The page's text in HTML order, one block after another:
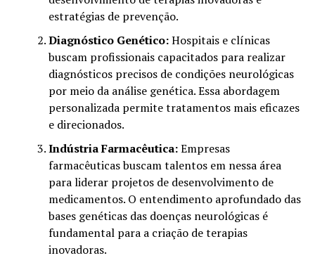
estratégias de prevenção.
Diagnóstico Genético:Hospitais e clínicas
buscam profissionais capacitados para realizar
diagnósticos precisos de condições neurológicas
por meio da análise genética. Essa abordagem
personalizada permite tratamentos mais eficazes
e direcionados.
Indústria Farmacêutica:Empresas
farmacêuticas buscam talentos em nessa área
para liderar projetos de desenvolvimento de
medicamentos. O entendimento aprofundado das
bases genéticas das doenças neurológicas é
fundamental para a criação de terapias
inovadoras.